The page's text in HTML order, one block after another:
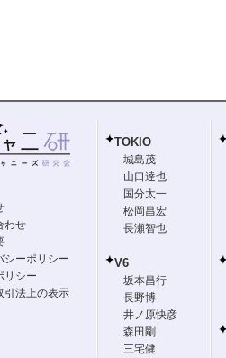
わせ
シーポリシー
リシー
引法上の表示
TOKIO
城島茂
山口達也
国分太一
松岡昌宏
長瀬智也
V6
坂本昌行
長野博
井ノ原快彦
森田剛
三宅健